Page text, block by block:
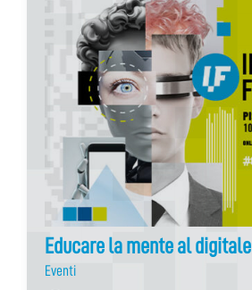
Educare la mente al digitale
Eventi